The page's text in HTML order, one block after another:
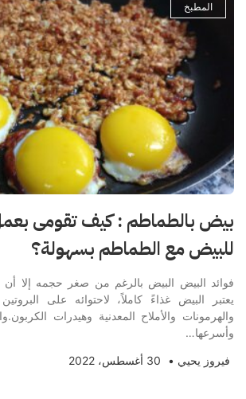
المطبخ
بيض بالطماطم : كيف تقومى
للبيض مع الطماطم بسهولة؟
فوائد البيض البيض بالرغم من صغر حجمه إلا أن
يعتبر البيض غذاءً كاملاً، لاحتوائه على البروتين
والهرمونات والأملاح المعدنية وهيدرات
وأسرعها…
فيروز يحيي • 30 أغسطس، 2022